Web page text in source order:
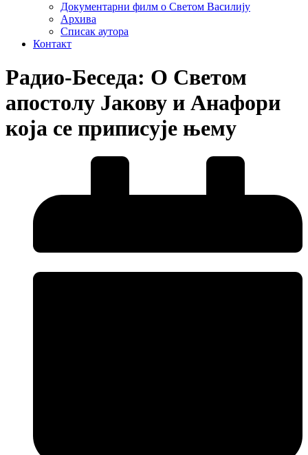
Документарни филм о Светом Василију
Архива
Списак аутора
Контакт
Радио-Беседа: О Светом
апостолу Јакову и Анафори
која се приписује њему